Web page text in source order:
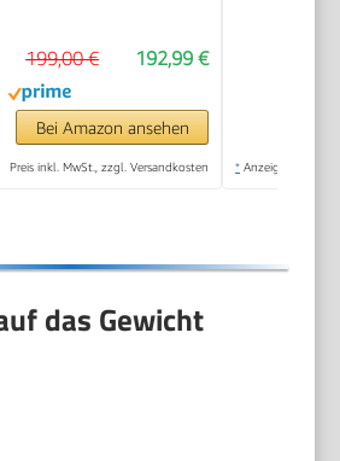
Schlagbesen,
Rührbesen,
Durchlaufschnitzler, 3
Scheiben, 1000 W,
192,99 €
199,00 €
Bei Amazon ansehen
Preis inkl. MwSt., zzgl. Versandkosten * Anzeige
das Gewicht